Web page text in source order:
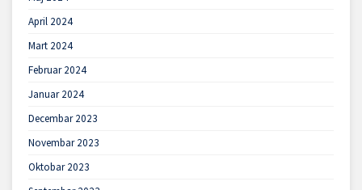
April 2024
Mart 2024
Februar 2024
Januar 2024
Decembar 2023
Novembar 2023
Oktobar 2023